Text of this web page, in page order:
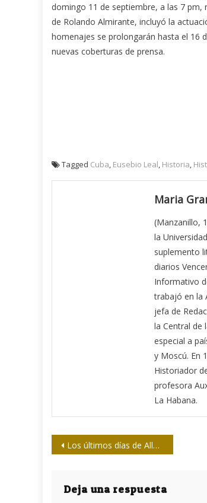
domingo 11 de septiembre, a las 7
de Rolando Almirante, incluyó la
homenajes se prolongarán hasta el 16
nuevas coberturas de prensa.
Tagged Cuba, Eusebio Leal, Historia,
Maria
(Manzanillo,
la
suplemento
diarios
Informativo
trabajó en la
jefa de
la Central de
especial a
y Moscú. En
Historiador
profesora
La Habana.
Navegación
entradas
Los últimos días de Allende
Deja una respuesta